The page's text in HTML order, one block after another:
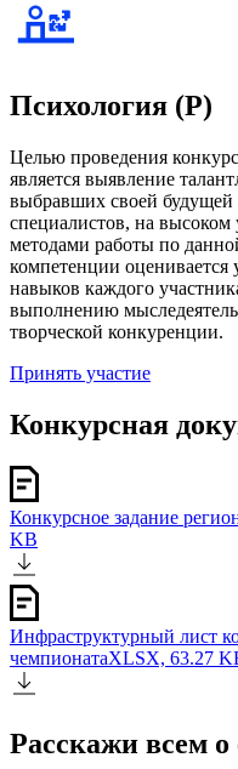
Психология (Р)
Целью проведения
является выявление
выбравших своей
специалистов, на
методами работы по
компетенции
навыков каждого
выполнению
творческой конкуренции.
Принять участие
Конкурсная
Конкурсное задание
KB
Инфраструктурный лист
чемпионатаXLSX, 63.27
Расскажи всем о